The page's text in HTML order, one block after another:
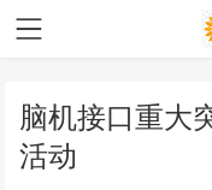
脑机接口重大
活动